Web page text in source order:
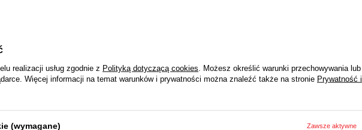
realizacji usług zgodnie z Polityką dotyczącą cookies . Możesz określić warunki przechowywania lub
Więcej informacji na temat warunków i prywatności można znaleźć także na stronie Prywatność i
(wymagane) Zawsze aktywne